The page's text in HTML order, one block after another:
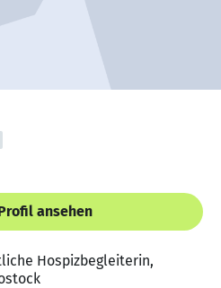
ansehen
Hospizbegleiterin,